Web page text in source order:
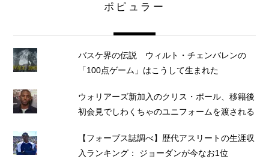
ポピュラー
バスケ界の伝説 ウィルト・チェンバレンの
「100点ゲーム」はこうして生まれた
ウォリアーズ新加入のクリス・ポール、移籍後
初会見でしわくちゃのユニフォームを渡される
【フォーブス誌調べ】歴代アスリートの生涯収
入ランキング： ジョーダンが今なお1位